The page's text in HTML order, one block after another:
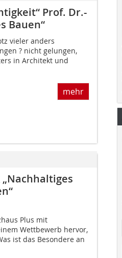
Prof. Dr.-
Bauen“
vieler anders
? nicht gelungen,
in Architekt und
mehr
Plus mit
Wettbewerb hervor,
ist das Besondere an